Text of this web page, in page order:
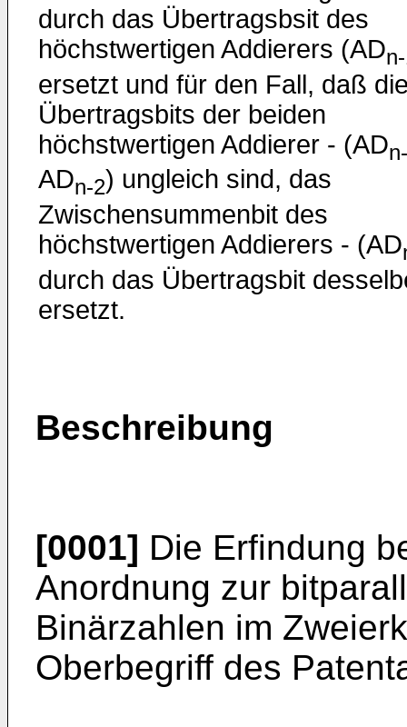
durch das Übertragsbsit des
höchstwertigen Addierers (AD
ersetzt und für den Fall, daß
Übertragsbits der beiden
höchstwertigen Addierer - (AD
ADn-2) ungleich sind, das
Zwischensummenbit des
höchstwertigen Addierers - (AD
durch das Übertragsbit
ersetzt.
Beschreibung
[0001] Die Erfindung
Anordnung zur
Binärzahlen im
Oberbegriff des